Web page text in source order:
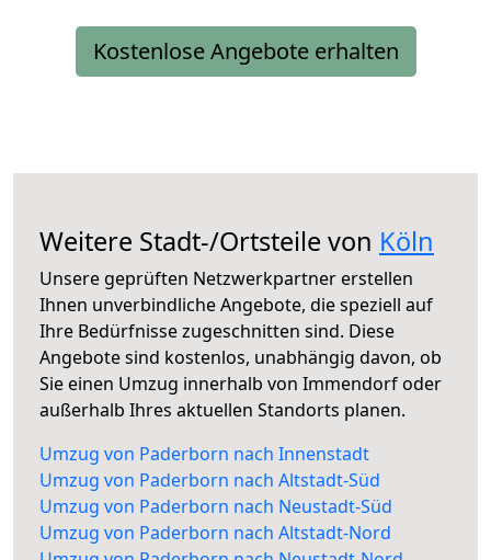
Kostenlose Angebote erhalten
Weitere Stadt-/Ortsteile von Köln
Unsere geprüften Netzwerkpartner erstellen
Ihnen unverbindliche Angebote, die speziell auf
Ihre Bedürfnisse zugeschnitten sind. Diese
Angebote sind kostenlos, unabhängig davon, ob
Sie einen Umzug innerhalb von Immendorf oder
außerhalb Ihres aktuellen Standorts planen.
Umzug von Paderborn nach Innenstadt
Umzug von Paderborn nach Altstadt-Süd
Umzug von Paderborn nach Neustadt-Süd
Umzug von Paderborn nach Altstadt-Nord